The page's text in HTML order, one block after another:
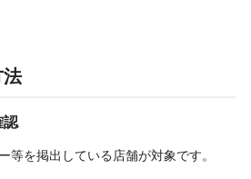
法
認
等を掲出している店舗が対象です。